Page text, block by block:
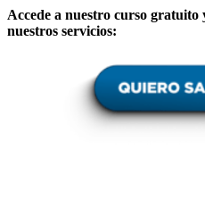
Accede a nuestro curso
nuestros servicios: